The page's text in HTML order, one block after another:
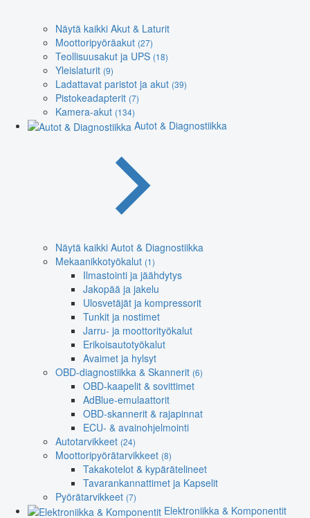
Näytä kaikki Akut & Laturit
Moottoripyöräakut (27)
Teollisuusakut ja UPS (18)
Yleislaturit (9)
Ladattavat paristot ja akut (39)
Pistokeadapterit (7)
Kamera-akut (134)
Autot & Diagnostiikka
Näytä kaikki Autot & Diagnostiikka
Mekaanikkotyökalut (1)
Ilmastointi ja jäähdytys
Jakopää ja jakelu
Ulosvetäjät ja kompressorit
Tunkit ja nostimet
Jarru- ja moottorityökalut
Erikoisautotyökalut
Avaimet ja hylsyt
OBD-diagnostiikka & Skannerit (6)
OBD-kaapelit & sovittimet
AdBlue-emulaattorit
OBD-skannerit & rajapinnat
ECU- & avainohjelmointi
Autotarvikkeet (24)
Moottoripyörätarvikkeet (8)
Takakotelot & kypärätelineet
Tavarankannattimet ja Kapselit
Pyörätarvikkeet (7)
Elektroniikka & Komponentit